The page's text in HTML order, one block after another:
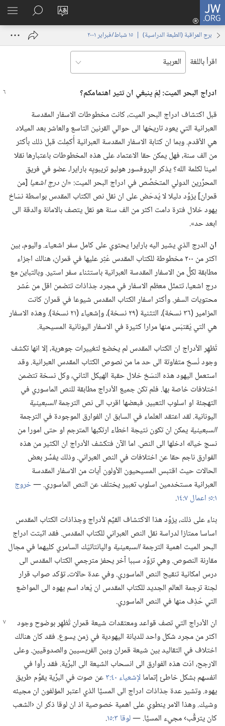
JW.ORG
تغيير
الموقع
تسجيل
الدخول
نافذة
البحث
في
JW.‎ORG
برج المراقبة (‏الطبعة الدراسية)‏ | ‏‎١٥‏ ‏‎شباط/فبراير‏ ‎٢٠٠١
اقرأ باللغة
ادراج البحر الميت:‏ لِمَ ينبغي ان تثير اهتمامكم؟‏
قبل اكتشاف ادراج البحر الميت،‏ كانت مخطوطات الاسفار المقدسة
العبرانية التي يعود تاريخها الى حوالي القرنين التاسع والعاشر بعد الميلاد
هي الأقدم.‏ وبما ان كتابة الاسفار المقدسة العبرانية أُكمِلت قبل ذلك بأكثر
من الف سنة،‏ فهل يمكن حقا الاعتماد على هذه المخطوطات باعتبارها نقلا
امينا لكلمة الله؟‏ يذكر الپروفسور هوليو تريبويِه بارايرا،‏ عضو في فريق
المحرِّرين الدولي المتخصِّص في ادراج البحر الميت:‏ «اندرج اشعيا ‏[من
قمران] يزوِّد دليلا لا يُدحَض على ان نقل نص الكتاب المقدس بواسطة نسّاخ
يهود خلال فترة دامت اكثر من الف سنة هو نقل يتصف بالامانة والدقة الى
ابعد حد».‏
ان الدرج الذي يشير اليه بارايرا يحتوي على كامل سفر اشعياء.‏ واليوم،‏ بين
اكثر من ٢٠٠ مخطوطة للكتاب المقدس عُثِر عليها في قمران،‏ هنالك اجزاء
مطابقة لكلٍّ من الاسفار المقدسة العبرانية باستثناء سفر استير.‏ وبالتباين مع
درج اشعيا،‏ تتمثّل معظم الاسفار في مجرد جذاذات تتضمن اقل من عُشر
محتويات السفر.‏ وأكثر اسفار الكتاب المقدس شيوعا في قمران كانت
المزامير (‏٣٦ نسخة)‏،‏ التثنية (‏٢٩ نسخة)‏،‏ وإشعياء (‏٢١ نسخة)‏.‏ وهذه الاسفار
هي التي يُقتبَس منها مرارا كثيرة في الاسفار اليونانية المسيحية.‏
تُظهِر الأدراج ان الكتاب المقدس لم يخضع لتغييرات جوهرية،‏ إلا انها تكشف
وجود نُسخ متفاوتة الى حد ما من نصوص الكتاب المقدس العبرانية.‏ وقد
استعمل اليهود هذه النسَخ خلال حقبة الهيكل الثاني،‏ وكل نسخة تتضمن
اختلافات خاصة بها.‏ فلم تكن جميع الأدراج مطابقة للنص الماسوري في
التهجئة او اسلوب التعبير.‏ فبعضها اقرب الى نص الترجمةالسبعينية
اليونانية.‏ لقد اعتقد العلماء في السابق ان الفوارق الموجودة في الترجمة
السبعينية يمكن ان تكون نتيجة اخطاء ارتكبها المترجم او حتى امورا من
نسج خياله ادخلها الى النص.‏ اما الآن فتكشف الأدراج ان الكثير من هذه
الفوارق ناجم حقا عن اختلافات في النص العبراني.‏ وذلك يفسِّر بعض
الحالات حيث اقتبس المسيحيون الأولون آيات من الاسفار المقدسة
العبرانية مستخدمين اسلوب تعبير يختلف عن النص الماسوري.‏ —‏خروج
١:‏٥؛‏
اعمال ٧:‏١٤
‏.‏
بناء على ذلك،‏ يزوِّد هذا الاكتشاف القيِّم لأدراج وجذاذات الكتاب المقدس
اساسا ممتازا لدراسة نقل النص العبراني للكتاب المقدس.‏ فقد اثبتت ادراج
البحر الميت اهمية الترجمةالسبعينية والپانتاتيُك السامري كليهما في مجال
مقارنة النصوص.‏ وهي تزوِّد سببا آخر يحفز مترجمي الكتاب المقدس الى
درس امكانية تنقيح النص الماسوري.‏ وفي عدة حالات،‏ تؤكد صواب قرار
لجنة ترجمة العالم الجديد للكتاب المقدس ان يُعاد اسم يهوه الى المواضع
التي حُذِف منها في النص الماسوري.‏
ان الأدراج التي تصف قواعد ومعتقدات شيعة قمرانتُظهِر بوضوح وجود
اكثر من مجرد شكل واحد للديانة اليهودية في زمن يسوع.‏ فقد كان هنالك
اختلاف في التقاليد بين شيعة قمران وبين الفريسيين والصدوقيين.‏ وعلى
الارجح،‏ ادّت هذه الفوارق الى انسحاب الشيعة الى البرِّية.‏ فقد رأوا في
انفسهم بشكل خاطئ إتمامالإشعياء ٤٠:‏٣
عن صوت في البرِّية يقوِّم طريق
يهوه.‏ وتشير عدة جذاذات ادراج الى المسيَّا الذي اعتبر المؤلفون ان مجيئه
وشيك.‏ وهذا الامر ينطوي على اهمية خصوصية اذ ان لوقا ذكر ان ‹الشعب
كان يترقَّب› مجيء المسيَّا.‏ —‏لوقا ٣:‏١٥
‏.‏